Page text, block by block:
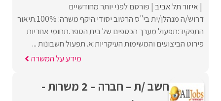
איזור תל אביב פורסם לפני יותר מחודשיים
דרוש/ה מנהלן/ית בי"ס הרטוב יסודי.היקף משרה: 100%.תיאור
התפקיד:תפעול מערך הכספים של בית הספר.תחומי אחריות
פירוט הביצועים והמשימות העיקריות:א. תפעול חשבונות ...
מידע על המשרה
חשב /ת – חברה – 2 משרות -